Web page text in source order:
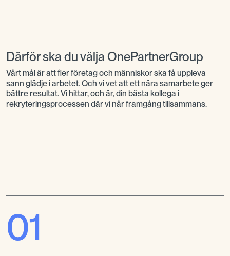
Därför ska du välja OnePartnerGroup
Vårt mål är att fler företag och människor ska få uppleva
sann glädje i arbetet. Och vi vet att ett nära samarbete ger
bättre resultat. Vi hittar, och är, din bästa kollega i
rekryteringsprocessen där vi når framgång tillsammans.
01